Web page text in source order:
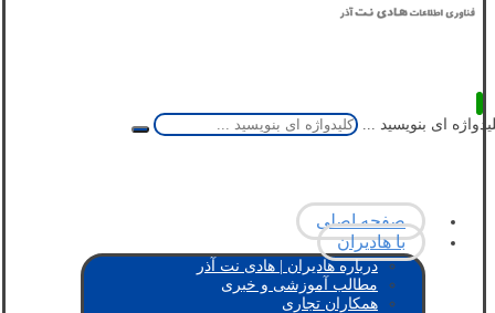
ای بنویسید ...
صفحه اصلی
با هادیران
درباره هادیران | هادی نت آذر
مطالب آموزشی و خبری
همکاران تجاری